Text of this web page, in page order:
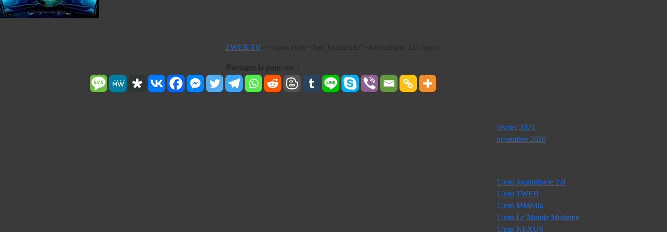
TWEB.TV>> <span class="hpt_headertitle">Journalisme 2.0</span>
Partagez la page sur :